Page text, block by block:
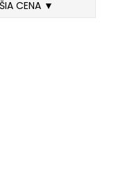
CENA ▼